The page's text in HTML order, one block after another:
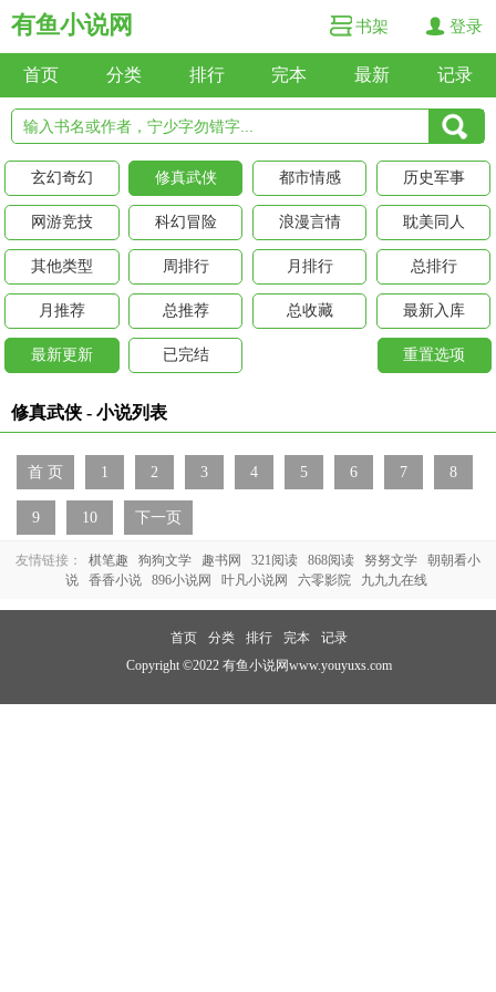
有鱼小说网 书架 登录
首页 分类 排行 完本 最新 记录
玄幻奇幻 修真武侠 都市情感 历史军事
网游竞技 科幻冒险 浪漫言情 耽美同人
其他类型 周排行 月排行 总排行
月推荐 总推荐 总收藏 最新入库
最新更新 已完结 重置选项
修真武侠 - 小说列表
首 页 1 2 3 4 5 6 7 8
9 10 下一页
友情链接： 棋笔趣 狗狗文学 趣书网 321阅读 868阅读 努努文学
朝朝看小
说
香香小说 896小说网 叶凡小说网 六零影院 九九九在线
首页 分类 排行 完本
记录
Copyright ©2022 有鱼小说网www.youyuxs.com